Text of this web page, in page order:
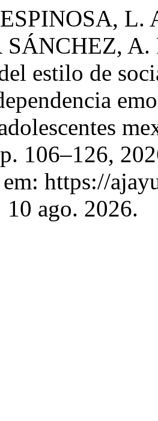
A.
estilo de
106–126,
https://
10 ago. 2026.